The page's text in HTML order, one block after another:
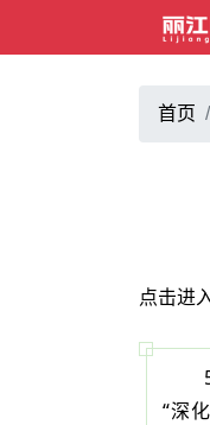
首页
点击进
“深